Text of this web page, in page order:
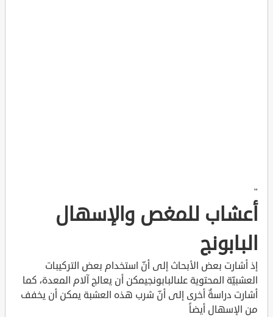
"
أعشاب للمغص والإسهال
البابونج
إذ أشارت بعض الأبحاث إلى أنّ استخدام بعض التركيبات
العشبيّة المحتوية علىالبابونجيمكن أن يعالج آلام المعدة، كما
أشارت دراسةٌ أخرى إلى أنّ شرب هذه العشبة يمكن أن يخفف
من الإسهال أيضاً